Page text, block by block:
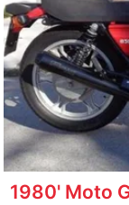
1980' Moto